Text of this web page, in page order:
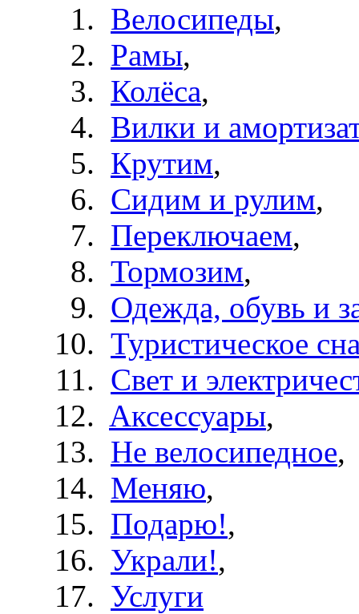
Велосипеды,
Рамы,
Колёса,
Вилки и
Крутим,
Сидим и рулим,
Переключаем,
Тормозим,
Одежда, обувь и
Туристическое
Свет и
Aксессуары,
Не велосипедное,
Меняю,
Подарю!,
Украли!,
Услуги